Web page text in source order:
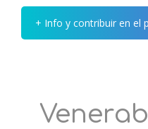
+ Info y contribuir en el